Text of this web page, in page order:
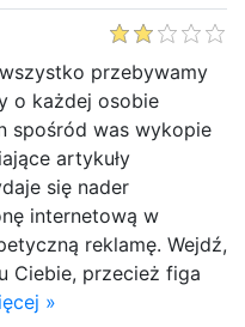
przebywamy
o każdej osobie
spośród was wykopie
artykuły
się nader
internetową w
reklamę. Wejdź,
Ciebie, przecież figa
»